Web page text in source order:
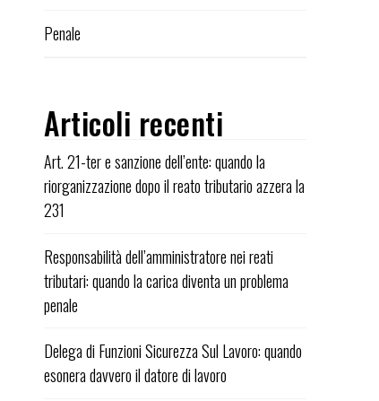
Penale
Articoli recenti
Art. 21-ter e sanzione dell’ente: quando la
riorganizzazione dopo il reato tributario azzera la
231
Responsabilità dell’amministratore nei reati
tributari: quando la carica diventa un problema
penale
Delega di Funzioni Sicurezza Sul Lavoro: quando
esonera davvero il datore di lavoro